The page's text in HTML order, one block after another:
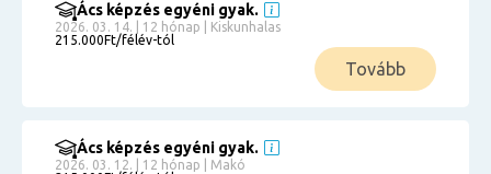
Ács képzés egyéni gyak.
2026. 03. 14. | 12 hónap | Kiskunhalas
215.000Ft/félév-tól
Tovább
Ács képzés egyéni gyak.
2026. 03. 12. | 12 hónap | Makó